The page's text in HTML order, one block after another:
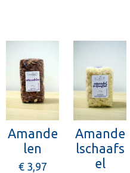
Amande
len
€ 3,97
Amande
lschaafs
el